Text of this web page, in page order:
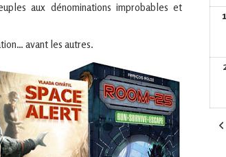
aux dénominations improbables et
avant les autres.